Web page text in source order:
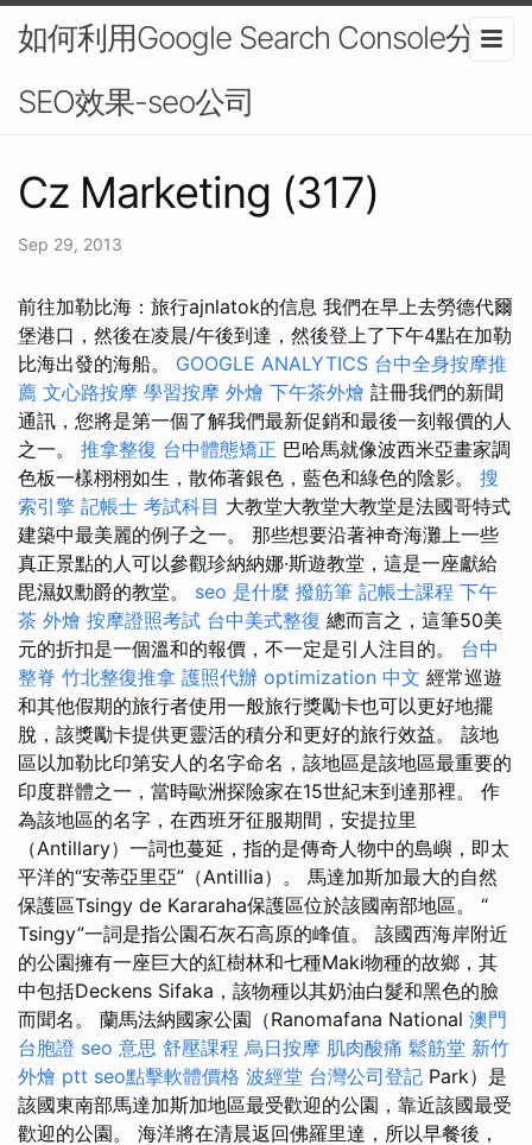
如何利用Google Search Console分析
SEO效果-seo公司
Cz Marketing (317)
Sep 29, 2013
前往加勒比海：旅行ajnlatok的信息 我們在早上去勞德代爾
堡港口，然後在凌晨/午後到達，然後登上了下午4點在加勒
比海出發的海船。 GOOGLE ANALYTICS 台中全身按摩推
薦 文心路按摩 學習按摩 外燴 下午茶外燴 註冊我們的新聞
通訊，您將是第一個了解我們最新促銷和最後一刻報價的人
之一。 推拿整復 台中體態矯正 巴哈馬就像波西米亞畫家調
色板一樣栩栩如生，散佈著銀色，藍色和綠色的陰影。 搜
索引擎 記帳士 考試科目 大教堂大教堂大教堂是法國哥特式
建築中最美麗的例子之一。 那些想要沿著神奇海灘上一些
真正景點的人可以參觀珍納納娜·斯遊教堂，這是一座獻給
毘濕奴勳爵的教堂。 seo 是什麼 撥筋筆 記帳士課程 下午
茶 外燴 按摩證照考試 台中美式整復 總而言之，這筆50美
元的折扣是一個溫和的報價，不一定是引人注目的。 台中
整脊 竹北整復推拿 護照代辦 optimization 中文 經常巡遊
和其他假期的旅行者使用一般旅行獎勵卡也可以更好地擺
脫，該獎勵卡提供更靈活的積分和更好的旅行效益。 該地
區以加勒比印第安人的名字命名，該地區是該地區最重要的
印度群體之一，當時歐洲探險家在15世紀末到達那裡。 作
為該地區的名字，在西班牙征服期間，安提拉里
（Antillary）一詞也蔓延，指的是傳奇人物中的島嶼，即太
平洋的“安蒂亞里亞”（Antillia）。 馬達加斯加最大的自然
保護區Tsingy de Kararaha保護區位於該國南部地區。 “
Tsingy”一詞是指公園石灰石高原的峰值。 該國西海岸附近
的公園擁有一座巨大的紅樹林和七種Maki物種的故鄉，其
中包括Deckens Sifaka，該物種以其奶油白髮和黑色的臉
而聞名。 蘭馬法納國家公園（Ranomafana National 澳門
台胞證 seo 意思 舒壓課程 烏日按摩 肌肉酸痛 鬆筋堂 新竹
外燴 ptt seo點擊軟體價格 波經堂 台灣公司登記 Park）是
該國東南部馬達加斯加地區最受歡迎的公園，靠近該國最受
歡迎的公園。 海洋將在清晨返回佛羅里達，所以早餐後，